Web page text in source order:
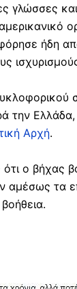
γλώσσες
ήδη
Ελλάδα,
Αρχή.
ο βήχας
τα